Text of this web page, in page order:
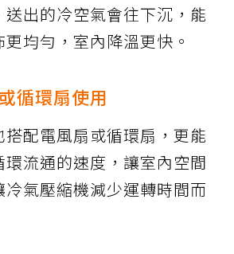
出的冷空氣會往下沉，能
均勻，室內降溫更快。
循環扇使用
配電風扇或循環扇，更能
流通的速度，讓室內空間
氣壓縮機減少運轉時間而